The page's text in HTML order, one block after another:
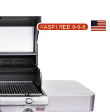
KASPI RED 0-0-6